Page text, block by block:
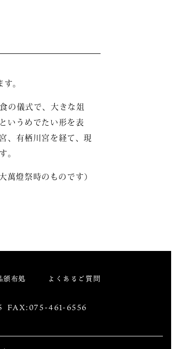
。
の儀式で、大きな俎
いうめでたい形を表
、有栖川宮を経て、現
。
萬燈祭時のものです）
頒布処 よくあるご質問
FAX:075-461-6556